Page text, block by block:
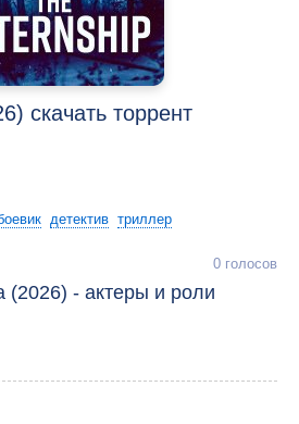
скачать торрент
детектив триллер
0 голосов
(2026) - актеры и роли